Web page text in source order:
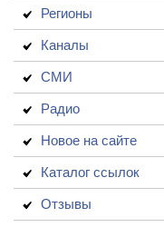
Регионы
Каналы
СМИ
Радио
Новое на сайте
Каталог ссылок
Отзывы